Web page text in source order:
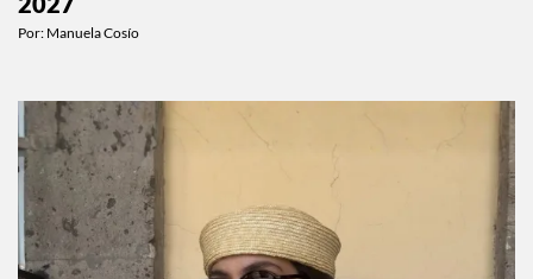
Por: Manuela Cosío